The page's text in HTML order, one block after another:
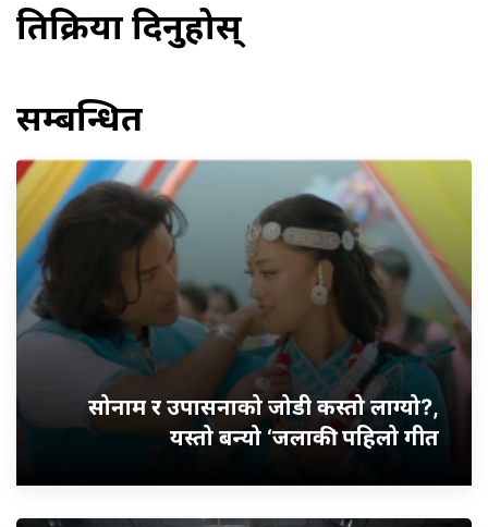
प्रतिक्रिया दिनुहोस्
सम्बन्धित
सोनाम र उपासनाको जोडी कस्तो लाग्यो?,
यस्तो बन्यो ‘जलाकी’ पहिलो गीत